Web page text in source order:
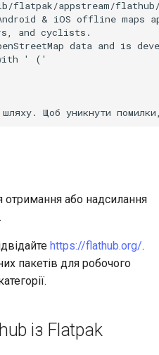
appstream/
& iOS offline maps
and cyclists.
data and is
' ('
або надсилання
https://flathub.org/.
пакетів для робочого
із Flatpak